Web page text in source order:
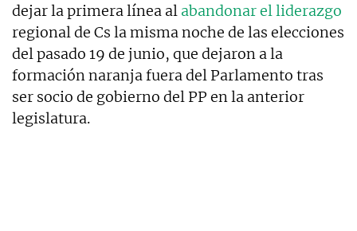
dejar la primera línea al abandonar el liderazgo
regional de Cs la misma noche de las elecciones
del pasado 19 de junio, que dejaron a la
formación naranja fuera del Parlamento tras
ser socio de gobierno del PP en la anterior
legislatura.